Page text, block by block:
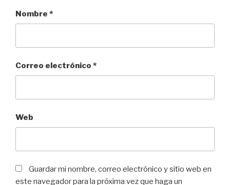
Nombre *
Correo electrónico *
Web
Guardar mi nombre, correo electrónico y sitio web en
este navegador para la próxima vez que haga un